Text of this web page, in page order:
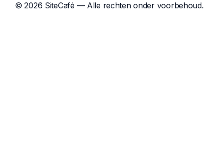
© 2026 SiteCafé — Alle rechten onder voorbehoud.